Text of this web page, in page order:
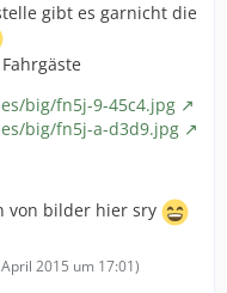
gibt es garnicht die
big/fn5j-9-45c4.jpg
big/fn5j-a-d3d9.jpg
von bilder hier sry
2015 um 17:01)